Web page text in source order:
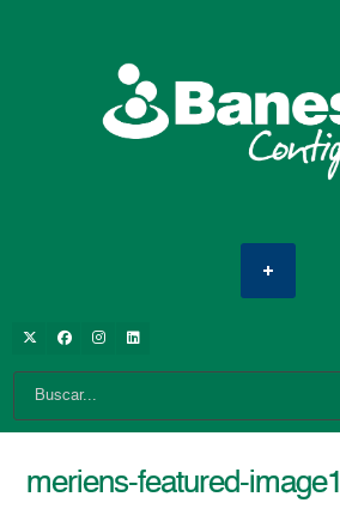
meriens-featured-image1